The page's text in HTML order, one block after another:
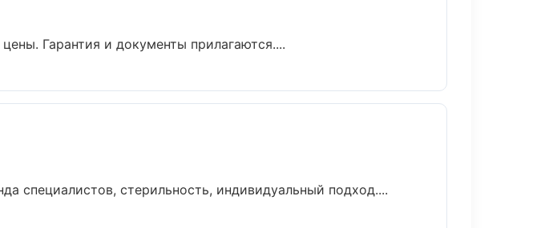
Гарантия и документы прилагаются....
специалистов, стерильность, индивидуальный подход....